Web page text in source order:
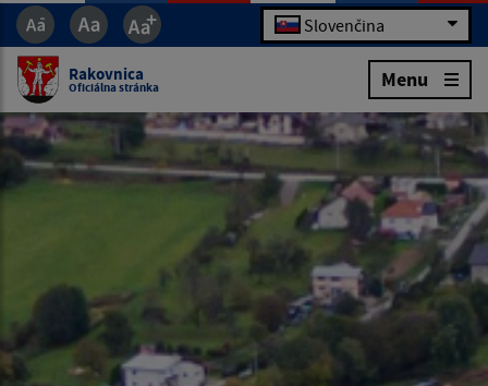
Slovenčina
Rakovnica
Oficiálna stránka Menu